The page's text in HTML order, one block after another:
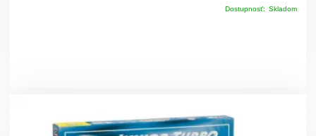
Dostupnosť: Skladom